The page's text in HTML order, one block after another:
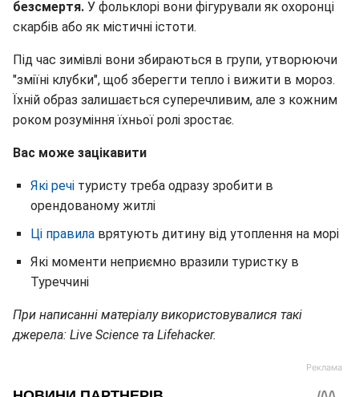
безсмертя. У фольклорі вони фігурували як охоронці
скарбів або як містичні істоти.
Під час зимівлі вони збираються в групи, утворюючи
"зміїні клубки", щоб зберегти тепло і вижити в мороз.
Їхній образ залишається суперечливим, але з кожним
роком розуміння їхньої ролі зростає.
Вас може зацікавити
Які речі туристу треба одразу зробити в
орендованому житлі
Ці правила врятують дитину від утоплення на морі
Які моменти неприємно вразили туристку в
Туреччині
При написанні матеріалу використовувалися такі
джерела: Live Science та Lifehacker.